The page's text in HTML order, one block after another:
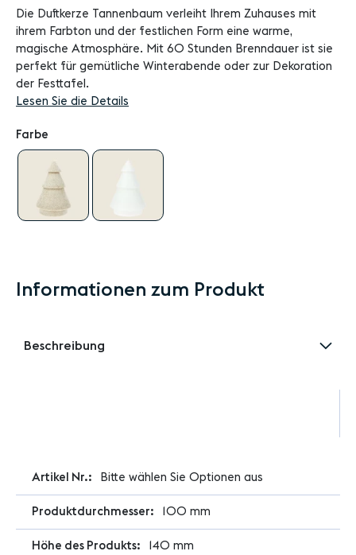
Die Duftkerze Tannenbaum verleiht Ihrem Zuhauses mit
ihrem Farbton und der festlichen Form eine warme,
magische Atmosphäre. Mit 60 Stunden Brenndauer ist sie
perfekt für gemütliche Winterabende oder zur Dekoration
der Festtafel.
Lesen Sie die Details
Farbe
Informationen zum Produkt
Beschreibung
Bitte wählen Sie Optionen aus
100 mm
140 mm